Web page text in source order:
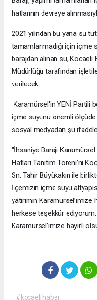
hatlarının devreye
2021 yılından bu yana su
tamamlanmadığı için içme
barajdan alınan su, Kocaeli
Müdürlüğü tarafından
verilecek.
Karamürsel'in YENİ Partili
içme suyunu önemli ölçüde
sosyal medyadan şu
"İhsaniye Barajı
Hatları Tanıtım Töreni’ni
Sn. Tahir Büyükakın ile
İlçemizin içme suyu
yatırımın Karamürsel’imize
herkese teşekkür ediyorum.
Karamürsel’imize hayırlı
#kocaeli haber